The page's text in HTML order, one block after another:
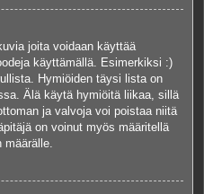
joita voidaan käyttää
käyttämällä. Esimerkiksi :)
Hymiöiden täysi lista on
Älä käytä hymiöitä liikaa, sillä
ja valvoja voi poistaa niitä
on voinut myös määritellä